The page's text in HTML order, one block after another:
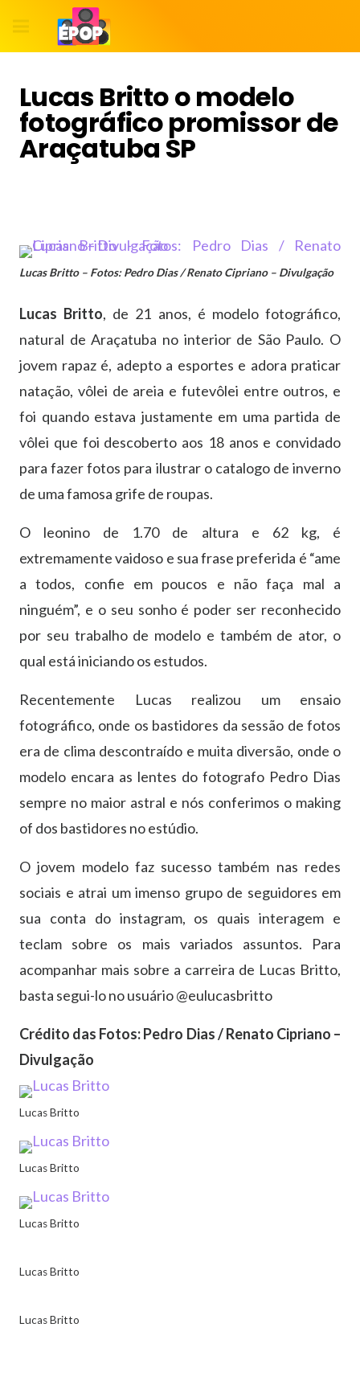
Lucas Britto o modelo
fotográfico promissor de
Araçatuba SP
Lucas Britto – Fotos: Pedro Dias / Renato Cipriano – Divulgação
Lucas Britto, de 21 anos, é modelo fotográfico,
natural de Araçatuba no interior de São Paulo. O
jovem rapaz é, adepto a esportes e adora praticar
natação, vôlei de areia e futevôlei entre outros, e
foi quando estava justamente em uma partida de
vôlei que foi descoberto aos 18 anos e convidado
para fazer fotos para ilustrar o catalogo de inverno
de uma famosa grife de roupas.
O leonino de 1.70 de altura e 62 kg, é
extremamente vaidoso e sua frase preferida é “ame
a todos, confie em poucos e não faça mal a
ninguém”, e o seu sonho é poder ser reconhecido
por seu trabalho de modelo e também de ator, o
qual está iniciando os estudos.
Recentemente Lucas realizou um ensaio
fotográfico, onde os bastidores da sessão de fotos
era de clima descontraído e muita diversão, onde o
modelo encara as lentes do fotografo Pedro Dias
sempre no maior astral e nós conferimos o making
of dos bastidores no estúdio.
O jovem modelo faz sucesso também nas redes
sociais e atrai um imenso grupo de seguidores em
sua conta do instagram, os quais interagem e
teclam sobre os mais variados assuntos. Para
acompanhar mais sobre a carreira de Lucas Britto,
basta segui-lo no usuário @eulucasbritto
Crédito das Fotos: Pedro Dias / Renato Cipriano –
Divulgação
Lucas Britto
Lucas Britto
Lucas Britto
Lucas Britto
Lucas Britto